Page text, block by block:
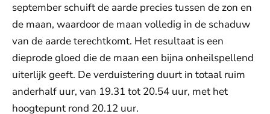
september schuift de aarde precies tussen de zon en
de maan, waardoor de maan volledig in de schaduw
van de aarde terechtkomt. Het resultaat is een
dieprode gloed die de maan een bijna onheilspellend
uiterlijk geeft. De verduistering duurt in totaal ruim
anderhalf uur, van 19.31 tot 20.54 uur, met het
hoogtepunt rond 20.12 uur.